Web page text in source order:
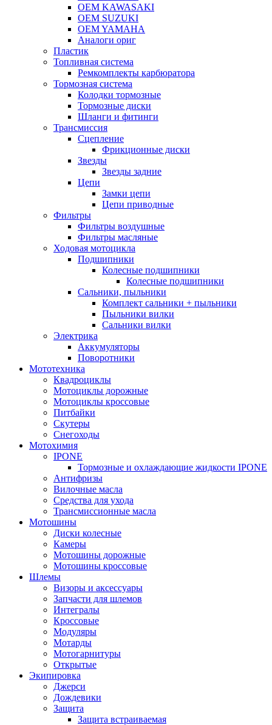
OEM KAWASAKI
OEM SUZUKI
OEM YAMAHA
Аналоги ориг
Пластик
Топливная система
Ремкомплекты карбюратора
Тормозная система
Колодки тормозные
Тормозные диски
Шланги и фитинги
Трансмиссия
Cцепление
Фрикционные диски
Звезды
Звезды задние
Цепи
Замки цепи
Цепи приводные
Фильтры
Фильтры воздушные
Фильтры масляные
Ходовая мотоцикла
Подшипники
Колесные подшипники
Колесные подшипники
Сальники, пыльники
Комплект сальники + пыльники
Пыльники вилки
Сальники вилки
Электрика
Аккумуляторы
Поворотники
Мототехника
Квадроциклы
Мотоциклы дорожные
Мотоциклы кроссовые
Питбайки
Скутеры
Снегоходы
Мотохимия
IPONE
Тормозные и охлаждающие жидкости IPONE
Антифризы
Вилочные масла
Средства для ухода
Трансмиссионные масла
Мотошины
Диски колесные
Камеры
Мотошины дорожные
Мотошины кроссовые
Шлемы
Визоры и аксессуары
Запчасти для шлемов
Интегралы
Кроссовые
Модуляры
Мотарды
Мотогарнитуры
Открытые
Экипировка
Джерси
Дождевики
Защита
Защита встраиваемая